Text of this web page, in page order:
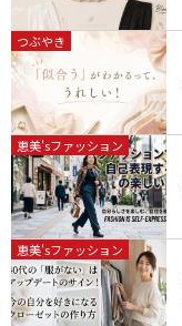
つぶやき
恵美'sファッション
恵美'sファッション